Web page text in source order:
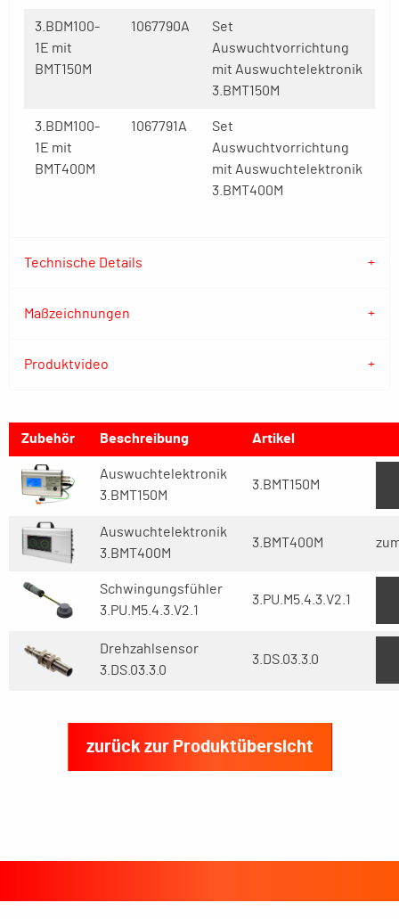
3.BDM100-
1E mit
BMT150M
1067790A
Set
Auswuchtvorrichtung
mit Auswuchtelektronik
3.BMT150M
3.BDM100-
1E mit
BMT400M
1067791A
Set
Auswuchtvorrichtung
mit Auswuchtelektronik
3.BMT400M
Technische Details
Maßzeichnungen
Produktvideo
Zubehör Beschreibung Artikel
Auswuchtelektronik
3.BMT150M
3.BMT150M
Auswuchtelektronik
3.BMT400M
3.BMT400M
Schwingungsfühler
3.PU.M5.4.3.V2.1
3.PU.M5.4.3.V2.1
Drehzahlsensor
3.DS.03.3.0
3.DS.03.3.0
zurück zur Produktübersicht